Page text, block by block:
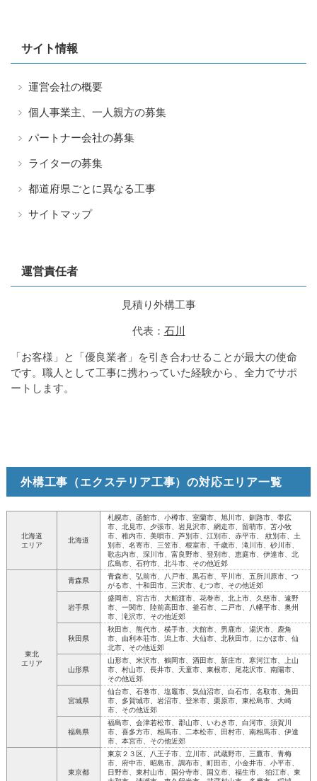
サイト情報
運営会社の概要
個人事業主、一人親方の募集
パートナー会社の募集
ライターの募集
都道府県ごとに異なる工事
サイトマップ
運営責任者
見積り外構工事
代表： 石川
「お客様」と「優良業者」を引き合わせることが最大の使命
です。職人として工事に携わっていた経験から、全力でサポ
ートします。
外構工事（エクステリア工事）の対応エリア一覧
北海道
エリア
北海道
札幌市、函館市、小樽市、室蘭市、旭川市、釧路市、帯広
市、北見市、夕張市、岩見沢市、網走市、留萌市、苫小牧
市、稚内市、美唄市、芦別市、江別市、赤平市、 紋別市、土
別市、名寄市、三笠市、根室市、千歳市、滝川市、砂川市、
歌志内市、深川市、富良野市、登別市、恵庭市、伊達市、北
広島市、石狩市、北斗市、その他近郊
東北
エリア
青森県
青森市、弘前市、八戸市、黒石市、平川市、五所川原市、つ
がる市、十和田市、三沢市、むつ市、その他近郊
岩手県
盛岡市、宮古市、大船渡市、花巻市、北上市、久慈市、遠野
市、一関市、陸前高田市、釜石市、二戸市、八幡平市、奥州
市、滝沢市、その他近郊
秋田県
秋田市、熊代市、横手市、大館市、男鹿市、湯沢市、鹿角
市、由利本荘市、潟上市、大仙市、北秋田市、にかほ市、仙
北市、その他近郊
山形県
山形市、米沢市、鶴岡市、酒田市、新庄市、寒河江市、上山
市、村山市、長井市、天童市、東根市、尾花沢市、南陽市、
その他近郊
宮城県
仙台市、石巻市、塩竈市、気仙沼市、白石市、名取市、角田
市、多賀城市、岩沼市、登米市、栗原市、東松島市、大崎
市、その他近郊
福島県
福島市、会津若松市、郡山市、いわき市、白河市、須賀川
市、喜多方市、相馬市、二本松市、田村市、南相馬市、伊達
市、本宮市、その他近郊
東京都
東京２３区、八王子市、立川市、武蔵野市、三鷹市、青梅
市、府中市、昭島市、調布市、町田市、小金井市、小平市、
日野市、東村山市、国分寺市、国立市、福生市、 狛江市、東